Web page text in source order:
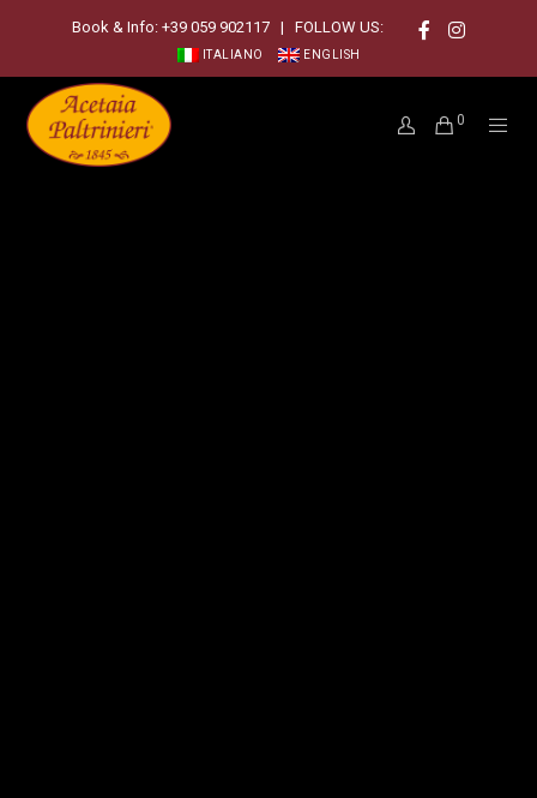
Book & Info: +39 059 902117 | FOLLOW US:
ITALIANO ENGLISH
0